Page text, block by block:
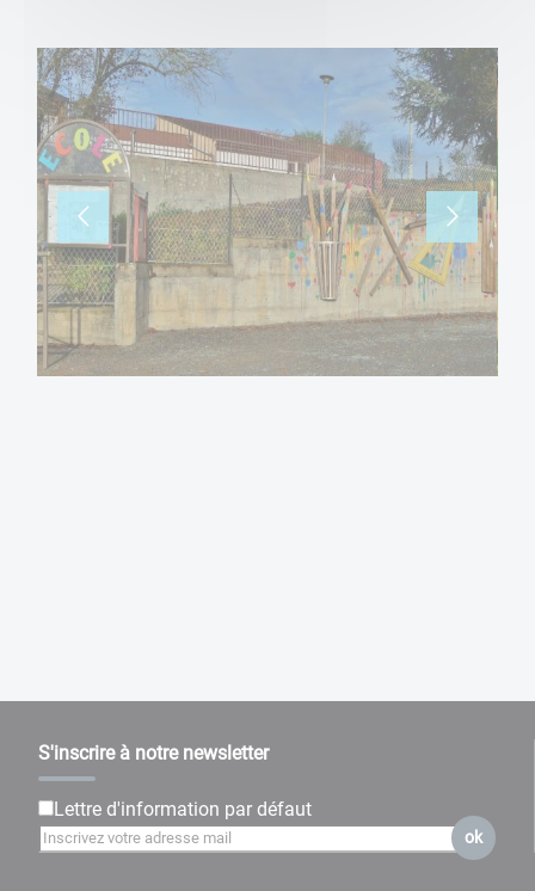
S'inscrire à notre newsletter
Lettre d'information par défaut
ok